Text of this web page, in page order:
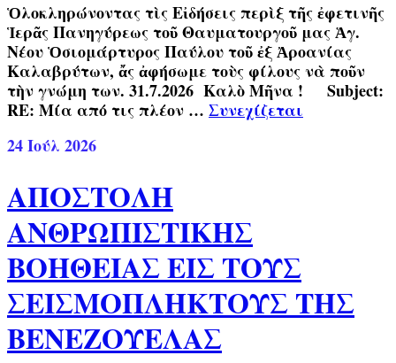
Ὁλοκληρώνοντας τὶς Εἰδήσεις περὶξ τῆς ἐφετινῆς
Ἱερᾶς Πανηγύρεως τοῦ Θαυματουργοῦ μας Ἁγ.
Νέου Ὁσιομάρτυρος Παύλου τοῦ ἐξ Ἀροανίας
Καλαβρύτων, ἄς ἀφήσωμε τοὺς φίλους νὰ ποῦν
τὴν γνώμη των. 31.7.2026 Καλὸ Μῆνα ! Subject:
RE: Μία από τις πλέον … Συνεχίζεται
24Ιούλ 2026
ΑΠΟΣΤΟΛΗ
ΑΝΘΡΩΠΙΣΤΙΚΗΣ
ΒΟΗΘΕΙΑΣ ΕΙΣ ΤΟΥΣ
ΣΕΙΣΜΟΠΛΗΚΤΟΥΣ ΤΗΣ
ΒΕΝΕΖΟΥΕΛΑΣ